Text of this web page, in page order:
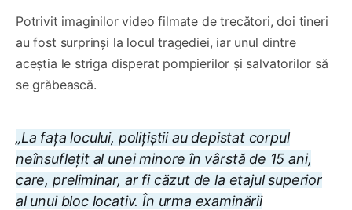
Potrivit imaginilor video filmate de trecători, doi tineri
au fost surprinși la locul tragediei, iar unul dintre
aceștia le striga disperat pompierilor și salvatorilor să
se grăbească.
„La fața locului, polițiștii au depistat corpul
neînsuflețit al unei minore în vârstă de 15 ani,
care, preliminar, ar fi căzut de la etajul superior
al unui bloc locativ. În urma examinării